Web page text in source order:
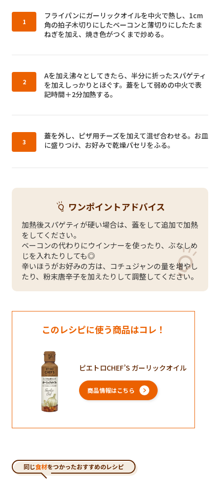
作り方1：
フライパンにガーリックオイルを中火で熱し、1cm
角の拍子木切りにしたベーコンと薄切りにしたたま
ねぎを加え、焼き色がつくまで炒める。
作り方2：
Aを加え沸々としてきたら、半分に折ったスパゲティ
を加えしっかりとほぐす。蓋をして弱めの中火で表
記時間＋2分加熱する。
作り方3：
蓋を外し、ピザ用チーズを加えて混ぜ合わせる。お皿
に盛りつけ、お好みで乾燥パセリをふる。
ワンポイントアドバイス
加熱後スパゲティが硬い場合は、蓋をして追加で加熱
をしてください。
ベーコンの代わりにウインナーを使ったり、ぶなしめ
じを入れたりしても◎
辛いほうがお好みの方は、コチュジャンの量を増やし
たり、粉末唐辛子を加えたりして調整してください。
このレシピに使う商品はコレ！
ピエトロCHEF’S ガーリックオイル
商品情報はこちら
同じ食材をつかったおすすめのレシピ